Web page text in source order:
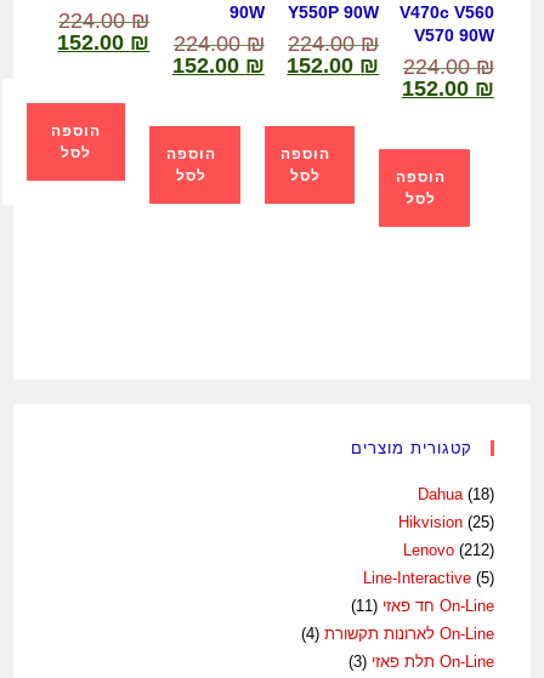
V470c V560
V570 90W
224.00₪
152.00 ₪
הוספה
לסל
Y550P 90W
224.00₪
152.00 ₪
הוספה
לסל
90W
224.00₪
152.00 ₪
הוספה
לסל
224.00₪
152.00 ₪
הוספה
לסל
קטגורית מוצרים
Dahua (18)
Hikvision (25)
Lenovo (212)
Line-Interactive (5)
On-Line חד פאזי
(11)
On-Line לארונות תקשורת
(4)
On-Line תלת פאזי
(3)